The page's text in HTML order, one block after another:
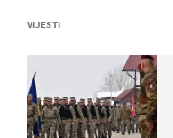
VIJESTI